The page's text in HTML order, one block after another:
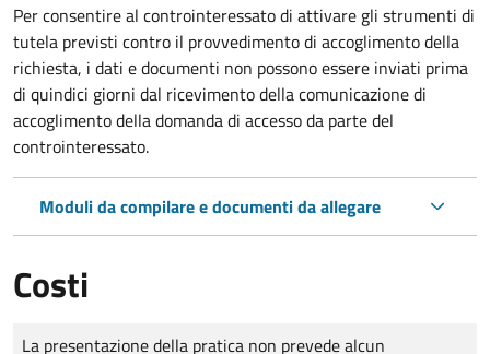
Per consentire al controinteressato di attivare gli strumenti di
tutela previsti contro il provvedimento di accoglimento della
richiesta, i dati e documenti non possono essere inviati prima
di quindici giorni dal ricevimento della comunicazione di
accoglimento della domanda di accesso da parte del
controinteressato.
Moduli da compilare e documenti da allegare
Costi
Tipo di pagamento
Importo
La presentazione della pratica non prevede alcun